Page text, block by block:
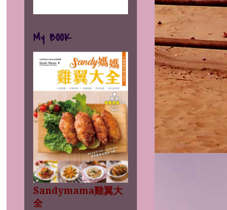
My BOOK
Sandymama雞翼大
全